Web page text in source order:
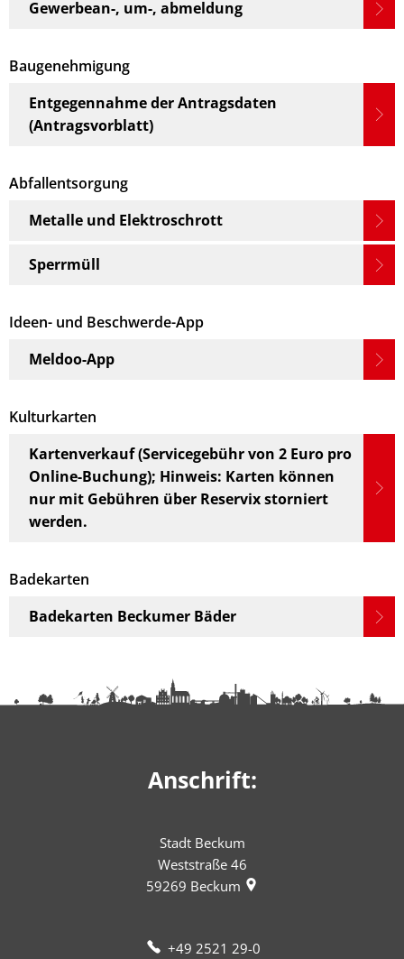
Gewerbean-, um-, abmeldung
Baugenehmigung
Entgegennahme der Antragsdaten
(Antragsvorblatt)
Abfallentsorgung
Metalle und Elektroschrott
Sperrmüll
Ideen- und Beschwerde-App
Meldoo-App
Kulturkarten
Kartenverkauf (Servicegebühr von 2 Euro pro
Online-Buchung); Hinweis: Karten können
nur mit Gebühren über Reservix storniert
werden.
Badekarten
Badekarten Beckumer Bäder
Anschrift:
Stadt Beckum
Weststraße 46
59269 Beckum
+49 2521 29-0